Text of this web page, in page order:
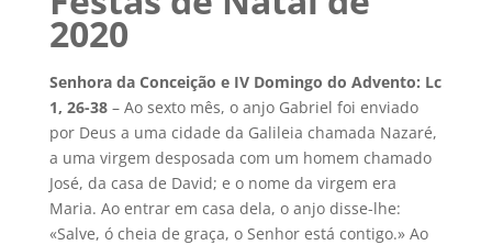
2020
Senhora da Conceição e IV Domingo do Advento: Lc
1, 26-38– Ao sexto mês, o anjo Gabriel foi enviado
por Deus a uma cidade da Galileia chamada Nazaré,
a uma virgem desposada com um homem chamado
José, da casa de David; e o nome da virgem era
Maria. Ao entrar em casa dela, o anjo disse-lhe:
«Salve, ó cheia de graça, o Senhor está contigo.» Ao